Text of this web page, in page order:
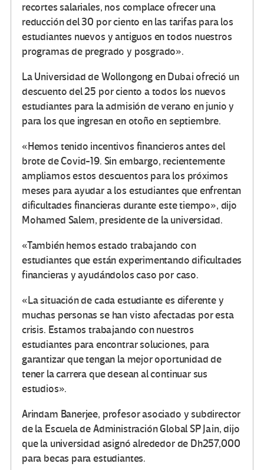
recortes salariales, nos complace ofrecer una
reducción del 30 por ciento en las tarifas para los
estudiantes nuevos y antiguos en todos nuestros
programas de pregrado y posgrado».
La Universidad de Wollongong en Dubai ofreció un
descuento del 25 por ciento a todos los nuevos
estudiantes para la admisión de verano en junio y
para los que ingresan en otoño en septiembre.
«Hemos tenido incentivos financieros antes del
brote de Covid-19. Sin embargo, recientemente
ampliamos estos descuentos para los próximos
meses para ayudar a los estudiantes que enfrentan
dificultades financieras durante este tiempo», dijo
Mohamed Salem, presidente de la universidad.
«También hemos estado trabajando con
estudiantes que están experimentando dificultades
financieras y ayudándolos caso por caso.
«La situación de cada estudiante es diferente y
muchas personas se han visto afectadas por esta
crisis. Estamos trabajando con nuestros
estudiantes para encontrar soluciones, para
garantizar que tengan la mejor oportunidad de
tener la carrera que desean al continuar sus
estudios».
Arindam Banerjee, profesor asociado y subdirector
de la Escuela de Administración Global SP Jain, dijo
que la universidad asignó alrededor de Dh257,000
para becas para estudiantes.